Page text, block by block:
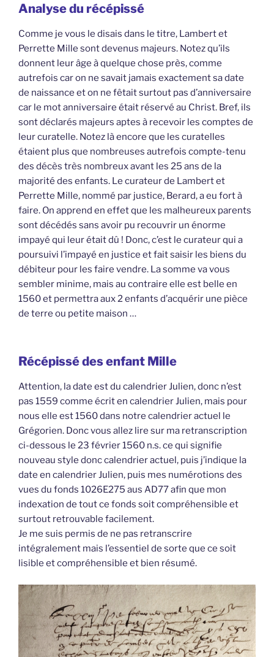
Analyse du récépissé
Comme je vous le disais dans le titre, Lambert et
Perrette Mille sont devenus majeurs. Notez qu’ils
donnent leur âge à quelque chose près, comme
autrefois car on ne savait jamais exactement sa date
de naissance et on ne fêtait surtout pas d’anniversaire
car le mot anniversaire était réservé au Christ. Bref, ils
sont déclarés majeurs aptes à recevoir les comptes de
leur curatelle. Notez là encore que les curatelles
étaient plus que nombreuses autrefois compte-tenu
des décès très nombreux avant les 25 ans de la
majorité des enfants. Le curateur de Lambert et
Perrette Mille, nommé par justice, Berard, a eu fort à
faire. On apprend en effet que les malheureux parents
sont décédés sans avoir pu recouvrir un énorme
impayé qui leur était dû ! Donc, c’est le curateur qui a
poursuivi l’impayé en justice et fait saisir les biens du
débiteur pour les faire vendre. La somme va vous
sembler minime, mais au contraire elle est belle en
1560 et permettra aux 2 enfants d’acquérir une pièce
de terre ou petite maison …
Récépissé des enfant Mille
Attention, la date est du calendrier Julien, donc n’est
pas 1559 comme écrit en calendrier Julien, mais pour
nous elle est 1560 dans notre calendrier actuel le
Grégorien. Donc vous allez lire sur ma retranscription
ci-dessous le 23 février 1560 n.s. ce qui signifie
nouveau style donc calendrier actuel, puis j’indique la
date en calendrier Julien, puis mes numérotions des
vues du fonds 1026E275 aus AD77 afin que mon
indexation de tout ce fonds soit compréhensible et
surtout retrouvable facilement.
Je me suis permis de ne pas retranscrire
intégralement mais l’essentiel de sorte que ce soit
lisible et compréhensible et bien résumé.